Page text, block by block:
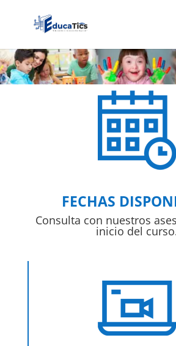
FECHAS
Consulta con nuestros
inicio del